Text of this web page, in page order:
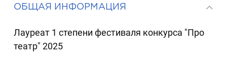
ОБЩАЯ ИНФОРМАЦИЯ
Лауреат 1 степени фестиваля конкурса "Про
театр" 2025